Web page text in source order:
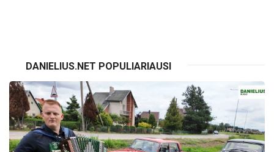
DANIELIUS.NET POPULIARIAUSI